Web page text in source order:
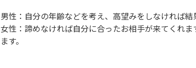
男性：自分の年齢などを考え、高望みをしなければ結
女性：諦めなければ自分に合ったお相手が来てくれ
ます。